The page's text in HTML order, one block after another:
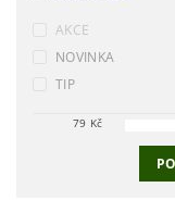
AKCE
NOVINKA
TIP
79 Kč